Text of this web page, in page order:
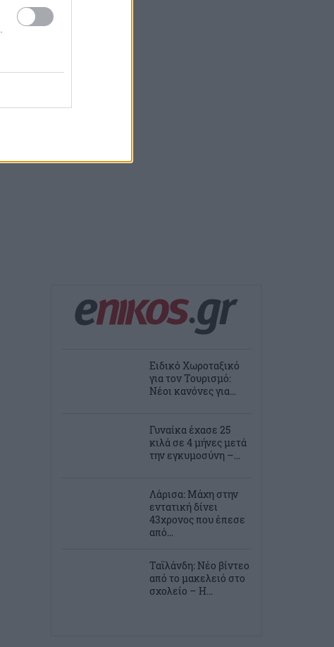
Ειδικό Χωροταξικό
για τον Τουρισμό:
Νέοι κανόνες για...
Γυναίκα έχασε 25
κιλά σε 4 μήνες μετά
την εγκυμοσύνη –...
Λάρισα: Μάχη στην
εντατική δίνει
43χρονος που έπεσε
από...
Ταϊλάνδη: Νέο βίντεο
από το μακελειό στο
σχολείο – Η...